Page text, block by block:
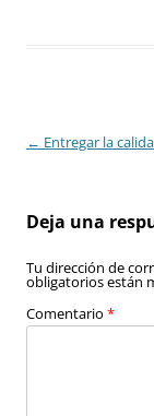
Navegación
← Entregar la
Deja una
Tu dirección de
obligatorios están
Comentario *